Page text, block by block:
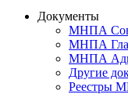
Документы
МНПА
МНПА
МНПА
Другие
Реестры